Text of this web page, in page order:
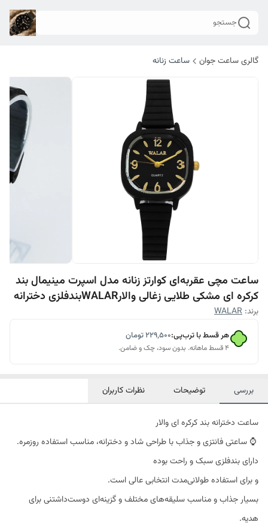
جستجو
گالری ساعت جوان ساعت زنانه
ساعت مچی عقربه‌ای کوارتز زنانه مدل اسپرت مینیمال بند
کرکره ای مشکی طلایی زغالی والارWALARبندفلزی دخترانه
برند: WALAR
هر قسط با ترب‌پی:۲۲۹٬۵۰۰تومان
۴ قسط ماهانه. بدون سود، چک و ضامن.
بررسی توضیحات نظرات کاربران
ساعت دخترانه بند کرکره ای والار
⌚ ساعتی فانتزی و جذاب با طراحی شاد و دخترانه، مناسب استفاده روزمره.
دارای بندفلزی سبک و راحت بوده
و برای استفاده طولانی‌مدت انتخابی عالی است.
بسیار جذاب و مناسب سلیقه‌های مختلف و گزینه‌ای دوست‌داشتنی برای
هدیه.